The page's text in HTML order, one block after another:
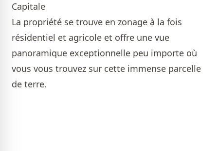
Capitale
La propriété se trouve en zonage à la fois
résidentiel et agricole et offre une vue
panoramique exceptionnelle peu importe où
vous vous trouvez sur cette immense parcelle
de terre.